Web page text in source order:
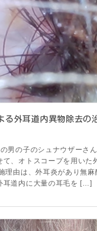
る外耳道内異物除去の
男の子のシュナウザーさ
て、オトスコープを用いた
理由は、外耳炎があり無
耳道内に大量の耳毛を […]